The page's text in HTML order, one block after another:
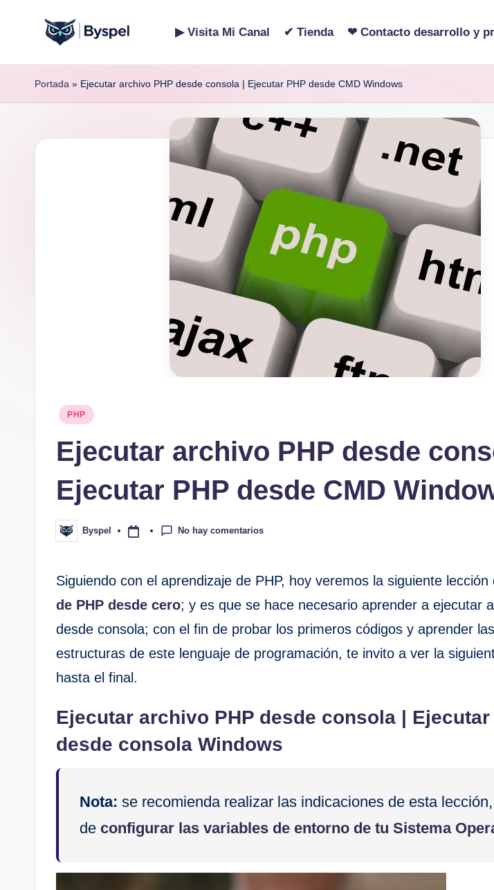
contenido
B
y
p
código
y
▶ Visita Mi Canal ✔ Tienda ❤ Contacto desarrollo y
Portada » Ejecutar archivo PHP desde consola | Ejecutar PHP desde CMD Windows
Publicado
PHP
Ejecutar archivo PHP desde
Ejecutar PHP desde CMD
Publicado
por
Byspel No hay comentarios
Siguiendo con el aprendizaje de PHP, hoy veremos la siguiente lección
de PHP desde cero; y es que se hace necesario aprender a ejecutar
desde consola; con el fin de probar los primeros códigos y aprender
estructuras de este lenguaje de programación, te invito a ver la
hasta el final.
Ejecutar archivo PHP desde consola | Ejecutar
desde consola Windows
Nota: se recomienda realizar las indicaciones de esta
de configurar las variables de entorno de tu Sistema